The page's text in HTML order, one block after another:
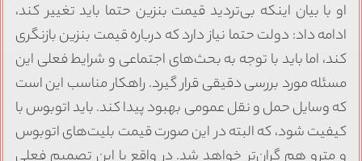
او با بیان اینکه بی‌تردید قیمت بنزین حتما باید تغییر کند،
ادامه داد: دولت حتما نیاز دارد که درباره قیمت بنزین بازنگری
کند، اما باید با توجه به بحث‌های اجتماعی و شرایط فعلی این
مسئله مورد بررسی دقیقی قرار گیرد. راهکار مناسب این است
که وسایل حمل و نقل عمومی بهبود پیدا کند. باید اتوبوس با
کیفیت شود، که البته در این صورت قیمت بلیت‌های اتوبوس